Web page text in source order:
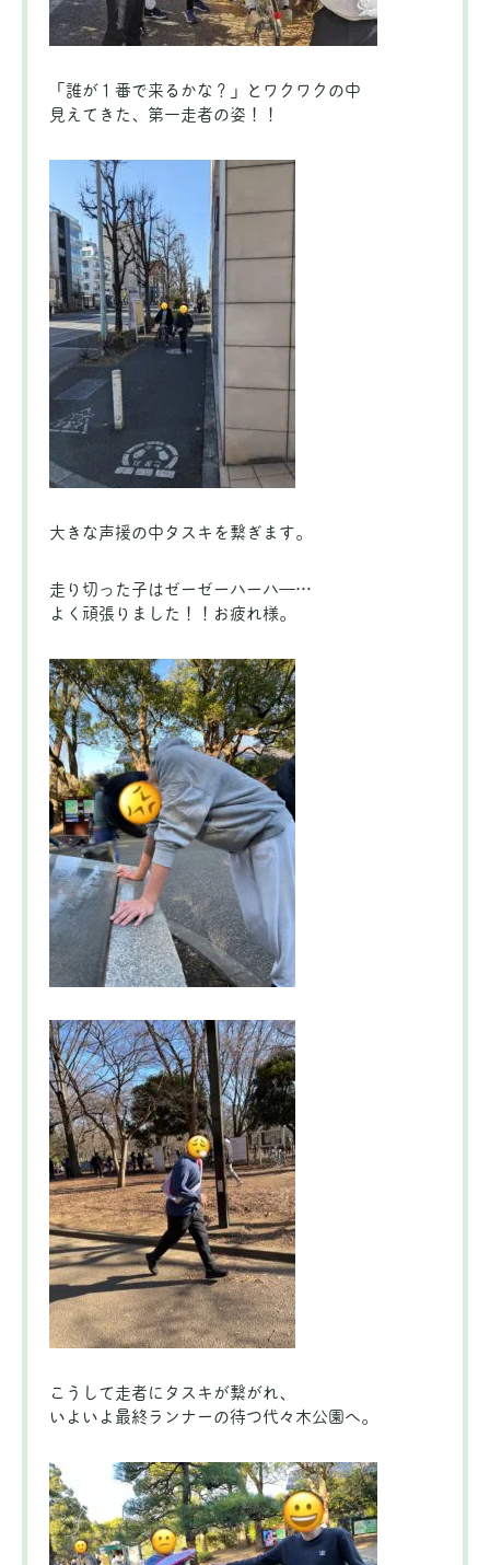
「誰が１番で来るかな？」とワクワクの中
見えてきた、第一走者の姿！！
大きな声援の中タスキを繋ぎます。
走り切った子はゼーゼーハーハ―…
よく頑張りました！！お疲れ様。
こうして走者にタスキが繋がれ、
いよいよ最終ランナーの待つ代々木公園へ。